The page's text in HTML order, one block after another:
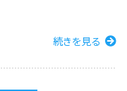
続きを見る